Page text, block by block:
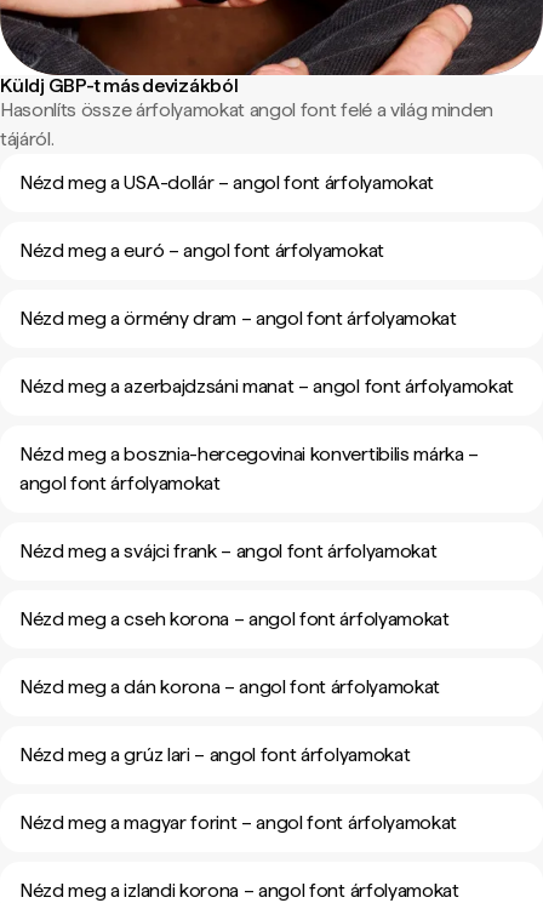
Küldj GBP-t más devizákból
Hasonlíts össze árfolyamokat angol font felé a világ minden
tájáról.
Nézd meg a USA-dollár – angol font árfolyamokat
Nézd meg a euró – angol font árfolyamokat
Nézd meg a örmény dram – angol font árfolyamokat
Nézd meg a azerbajdzsáni manat – angol font árfolyamokat
Nézd meg a bosznia-hercegovinai konvertibilis márka –
angol font árfolyamokat
Nézd meg a svájci frank – angol font árfolyamokat
Nézd meg a cseh korona – angol font árfolyamokat
Nézd meg a dán korona – angol font árfolyamokat
Nézd meg a grúz lari – angol font árfolyamokat
Nézd meg a magyar forint – angol font árfolyamokat
Nézd meg a izlandi korona – angol font árfolyamokat